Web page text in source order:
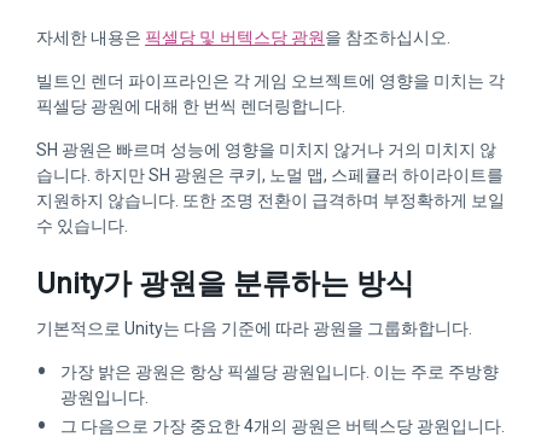
자세한 내용은 픽셀당 및 버텍스당 광원을 참조하십시오.
빌트인 렌더 파이프라인은 각 게임 오브젝트에 영향을 미치는 각
픽셀당 광원에 대해 한 번씩 렌더링합니다.
SH 광원은 빠르며 성능에 영향을 미치지 않거나 거의 미치지 않
습니다. 하지만 SH 광원은 쿠키, 노멀 맵, 스페큘러 하이라이트를
지원하지 않습니다. 또한 조명 전환이 급격하며 부정확하게 보일
수 있습니다.
Unity가 광원을 분류하는 방식
기본적으로 Unity는 다음 기준에 따라 광원을 그룹화합니다.
가장 밝은 광원은 항상 픽셀당 광원입니다. 이는 주로 주방향
광원입니다.
그 다음으로 가장 중요한 4개의 광원은 버텍스당 광원입니다.